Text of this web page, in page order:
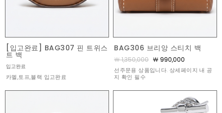
[입고완료] BAG307 핀 트위스
트 백
입고완료
카멜,토프,블랙 입고완료
BAG306 브리앙 스티치 백
￦ 1,350,000 ￦ 990,000
선주문용 상품입니다. 상세페이지 내 공
지 확인 필수